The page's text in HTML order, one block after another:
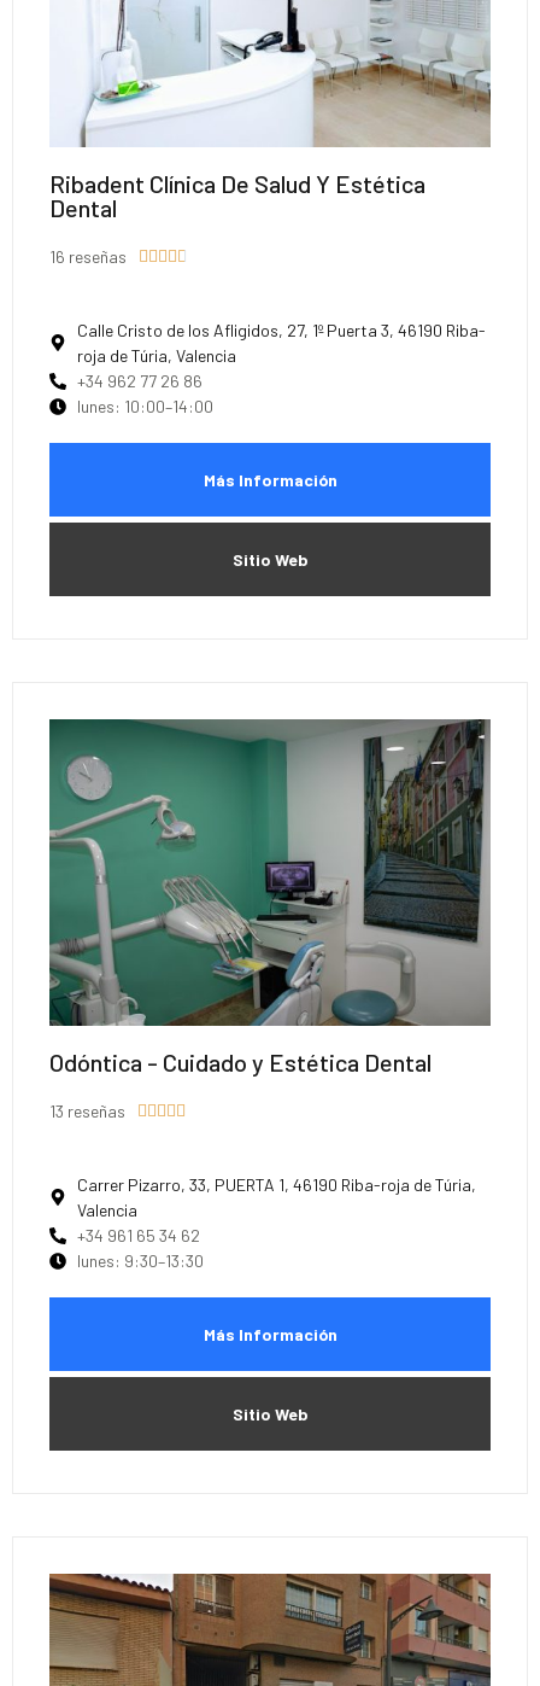
Ribadent Clínica De Salud Y Estética
Dental
16 reseñas     
Calle Cristo de los Afligidos, 27, 1º Puerta 3, 46190 Riba-
roja de Túria, Valencia
+34 962 77 26 86
lunes: 10:00–14:00
Más Información
Sitio Web
Odóntica - Cuidado y Estética Dental
13 reseñas     
Carrer Pizarro, 33, PUERTA 1, 46190 Riba-roja de Túria,
Valencia
+34 961 65 34 62
lunes: 9:30–13:30
Más Información
Sitio Web